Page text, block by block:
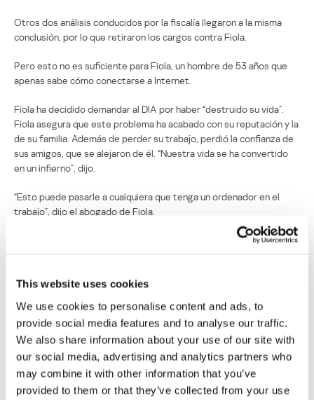
This website uses cookies
We use cookies to personalise content and ads, to
provide social media features and to analyse our traffic.
We also share information about your use of our site with
our social media, advertising and analytics partners who
may combine it with other information that you’ve
provided to them or that they’ve collected from your use
Otros dos análisis conducidos por la fiscalía llegaron a la misma
conclusión, por lo que retiraron los cargos contra Fiola.
Pero esto no es suficiente para Fiola, un hombre de 53 años que
apenas sabe cómo conectarse a Internet.
Fiola ha decidido demandar al DIA por haber “destruido su vida”.
Fiola asegura que este problema ha acabado con su reputación y la
de su familia. Además de perder su trabajo, perdió la confianza de
sus amigos, que se alejaron de él. “Nuestra vida se ha convertido
en un infierno”, dijo.
“Esto puede pasarle a cualquiera que tenga un ordenador en el
trabajo”, dijo el abogado de Fiola.
Su dirección de correo electrónico no será publicada.
campos obligatorios están marcados con *